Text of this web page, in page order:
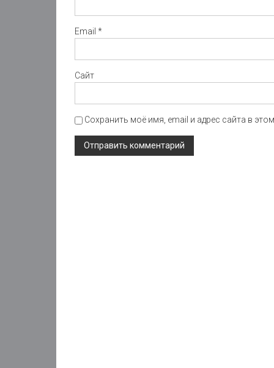
Email *
Сайт
Сохранить моё имя, email и адрес сайта в